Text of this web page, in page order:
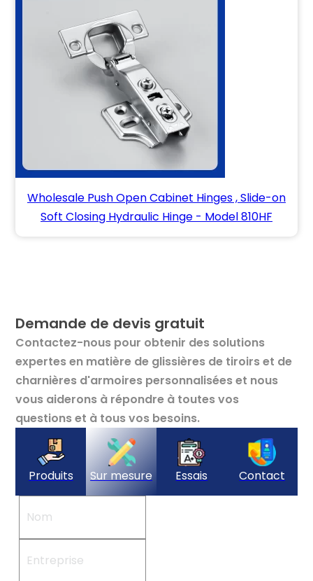
Wholesale Push Open Cabinet Hinges , Slide-on
Soft Closing Hydraulic Hinge - Model 810HF
Demande de devis gratuit
Contactez-nous pour obtenir des solutions
expertes en matière de glissières de tiroirs et de
charnières d'armoires personnalisées et nous
vous aiderons à répondre à toutes vos
questions et à tous vos besoins.
Produits Sur mesure Essais Contact